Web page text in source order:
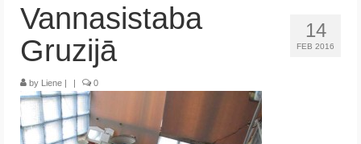
Portugāle
ASV
Melnkalne
14
FEB 2016
Vannasistaba
Gruzijā
by Liene | | 0